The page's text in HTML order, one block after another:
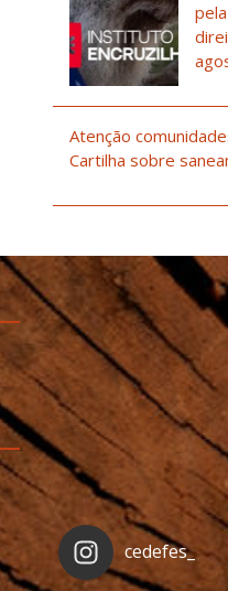
Atenção
Cartilha sobre
cedefes_